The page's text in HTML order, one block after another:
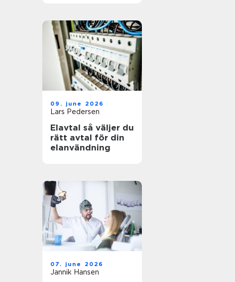
09. june 2026
Lars Pedersen
Elavtal så väljer du
rätt avtal för din
elanvändning
07. june 2026
Jannik Hansen